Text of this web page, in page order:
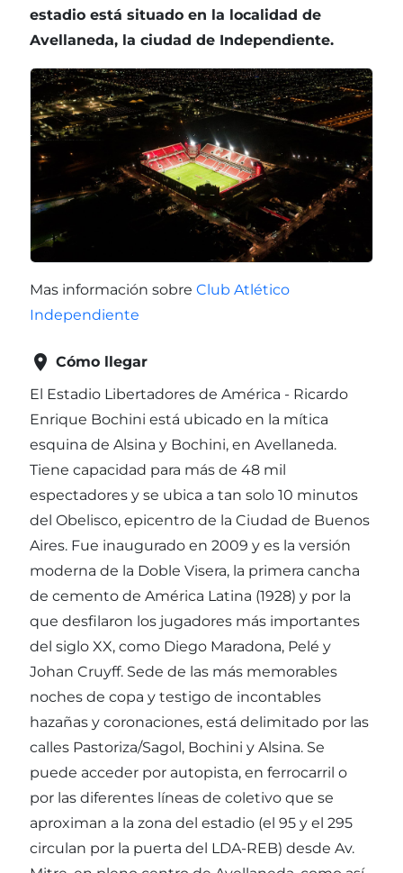
estadio está situado en la localidad de
Avellaneda, la ciudad de Independiente.
Mas información sobre Club Atlético
Independiente
 Cómo llegar
El Estadio Libertadores de América - Ricardo
Enrique Bochini está ubicado en la mítica
esquina de Alsina y Bochini, en Avellaneda.
Tiene capacidad para más de 48 mil
espectadores y se ubica a tan solo 10 minutos
del Obelisco, epicentro de la Ciudad de Buenos
Aires. Fue inaugurado en 2009 y es la versión
moderna de la Doble Visera, la primera cancha
de cemento de América Latina (1928) y por la
que desfilaron los jugadores más importantes
del siglo XX, como Diego Maradona, Pelé y
Johan Cruyff. Sede de las más memorables
noches de copa y testigo de incontables
hazañas y coronaciones, está delimitado por las
calles Pastoriza/Sagol, Bochini y Alsina. Se
puede acceder por autopista, en ferrocarril o
por las diferentes líneas de coletivo que se
aproximan a la zona del estadio (el 95 y el 295
circulan por la puerta del LDA-REB) desde Av.